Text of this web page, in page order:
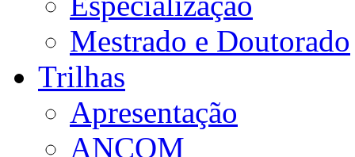
Mestrado e Doutorado
Trilhas
Apresentação
ANCOM